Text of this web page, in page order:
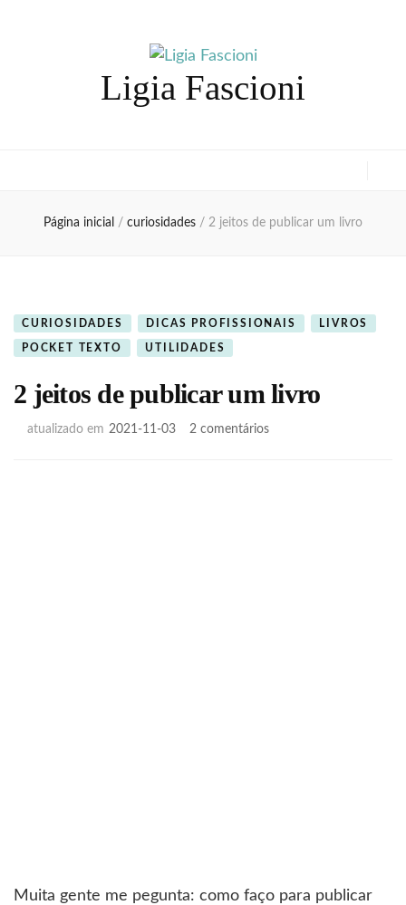
Ligia Fascioni
Página inicial / curiosidades / 2 jeitos de publicar um livro
CURIOSIDADES DICAS PROFISSIONAIS LIVROS
POCKET TEXTO UTILIDADES
2 jeitos de publicar um livro
atualizado em 2021-11-03 2 comentáriosem
Muita gente me pegunta: como faço para publicar